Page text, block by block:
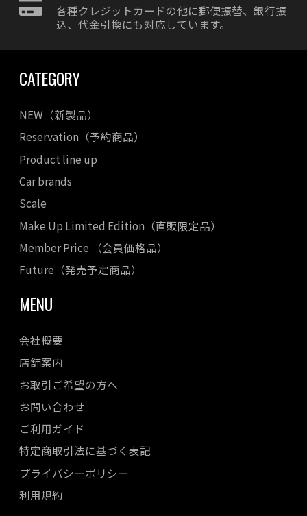
各種クレジットカードの他に郵便振替、銀行振
込、代金引換にも対応しています。
CATEGORY
NEW（新製品）
Reservation（予約商品）
Product line up
Car brands
Scale
Make Up Limited Edition（直販限定品）
Member Price （会員価格品）
Future（発売予定商品）
MENU
会社概要
店舗案内
お取引ご希望の方へ
お問い合わせ
ご利用ガイド
特定商取引法に基づく表記
プライバシーポリシー
利用規約